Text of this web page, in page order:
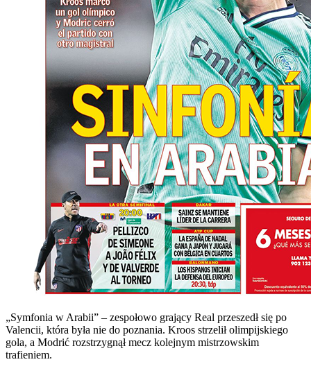
„Symfonia w Arabii” – zespołowo grający Real przeszedł się po
Valencii, która była nie do poznania. Kroos strzelił olimpijskiego
gola, a Modrić rozstrzygnął mecz kolejnym mistrzowskim
trafieniem.